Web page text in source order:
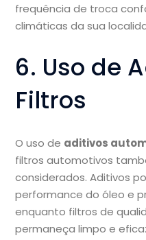
frequência de troca
climáticas da sua
6. Uso de
Filtros
O uso de aditivos
filtros automotivos
considerados. Aditivos
performance do óleo e
enquanto filtros de
permaneça limpo e